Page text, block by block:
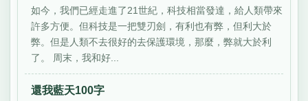
如今，我們已經走進了21世紀，科技相當發達，給人類帶來
許多方便。但科技是一把雙刃劍，有利也有弊，但利大於
弊。但是人類不去很好的去保護環境，那麼，弊就大於利
了。 周末，我和好...
還我藍天100字